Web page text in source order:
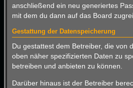
anschließend ein neu generiertes
mit dem du dann auf das Board
Gestattung der Datenspeicherung
Du gestattest dem Betreiber, die von
oben näher spezifizierten Daten zu
betreiben und anbieten zu können.
Darüber hinaus ist der Betreiber